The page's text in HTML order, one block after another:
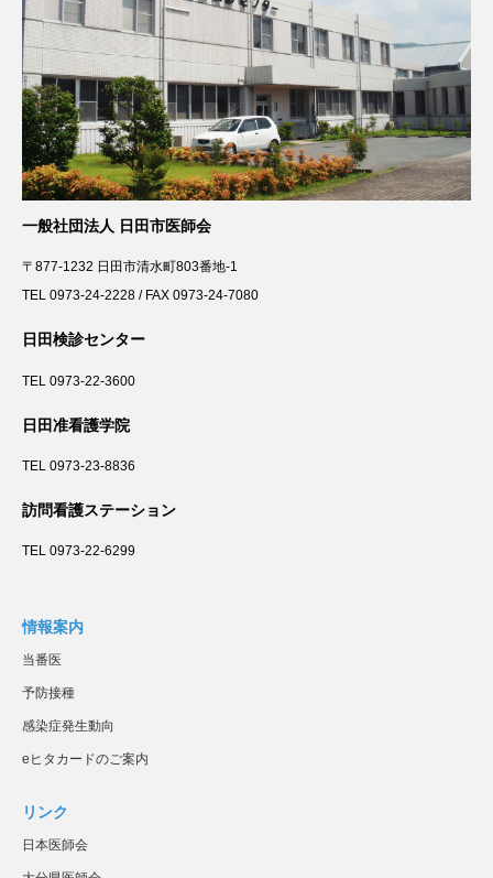
一般社団法人 日田市医師会
〒877-1232 日田市清水町803番地-1
TEL 0973-24-2228 / FAX 0973-24-7080
日田検診センター
TEL 0973-22-3600
日田准看護学院
TEL 0973-23-8836
訪問看護ステーション
TEL 0973-22-6299
情報案内
当番医
予防接種
感染症発生動向
eヒタカードのご案内
リンク
日本医師会